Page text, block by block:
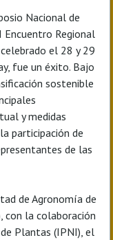
Nacional de
Encuentro Regional
el 28 y 29
fue un éxito. Bajo
sostenible
y medidas
participación de
de las
de Agronomía de
con la colaboración
Plantas (IPNI), el